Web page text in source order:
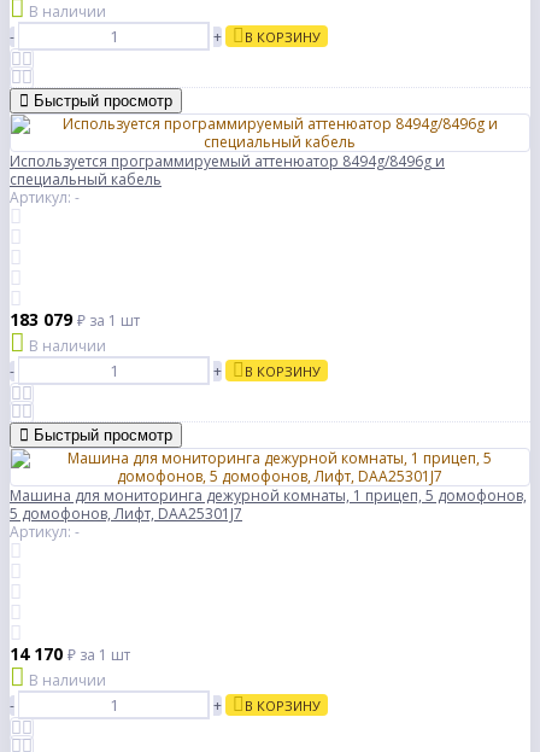
В наличии
-
+ В КОРЗИНУ
Быстрый просмотр
Используется программируемый аттенюатор 8494g/8496g и
специальный кабель
Артикул: -
183 079₽ за 1 шт
В наличии
-
+ В КОРЗИНУ
Быстрый просмотр
Машина для мониторинга дежурной комнаты, 1 прицеп, 5 домофонов,
5 домофонов, Лифт, DAA25301J7
Артикул: -
14 170 ₽ за 1 шт
В наличии
-
+ В КОРЗИНУ